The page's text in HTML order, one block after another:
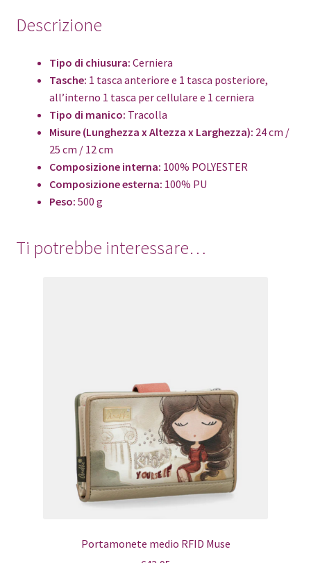
Descrizione
Tipo di chiusura: Cerniera
Tasche: 1 tasca anteriore e 1 tasca posteriore,
all’interno 1 tasca per cellulare e 1 cerniera
Tipo di manico: Tracolla
Misure (Lunghezza x Altezza x Larghezza): 24 cm /
25 cm / 12 cm
Composizione interna: 100% POLYESTER
Composizione esterna: 100% PU
Peso: 500 g
Ti potrebbe interessare…
Portamonete medio RFID Muse